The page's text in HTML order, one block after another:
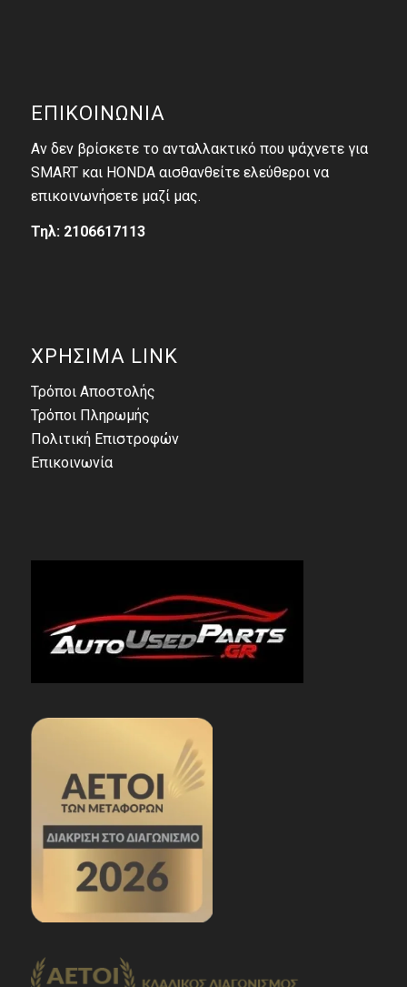
ΕΠΙΚΟΙΝΩΝΙΑ
Αν δεν βρίσκετε το ανταλλακτικό που ψάχνετε για
SMART και HONDA αισθανθείτε ελεύθεροι να
επικοινωνήσετε μαζί μας.
Τηλ: 2106617113
ΧΡΗΣΙΜΑ LINK
Τρόποι Αποστολής
Τρόποι Πληρωμής
Πολιτική Επιστροφών
Επικοινωνία